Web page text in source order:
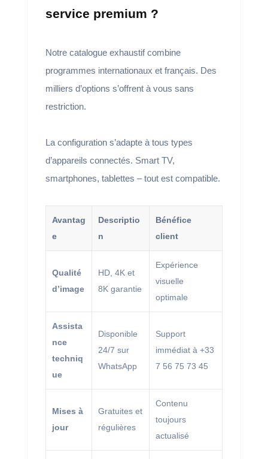
service premium ?
Notre catalogue exhaustif combine
programmes internationaux et français. Des
milliers d’options s’offrent à vous sans
restriction.
La configuration s’adapte à tous types
d’appareils connectés. Smart TV,
smartphones, tablettes – tout est compatible.
Avantag
e
Descriptio
n
Bénéfice
client
Qualité
d’image
HD, 4K et
8K garantie
Expérience
visuelle
optimale
Assista
nce
techniq
ue
Disponible
24/7 sur
WhatsApp
Support
immédiat à +33
7 56 75 73 45
Mises à
jour
Gratuites et
régulières
Contenu
toujours
actualisé